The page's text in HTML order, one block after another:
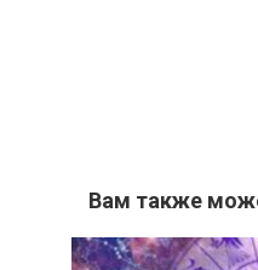
Вам также